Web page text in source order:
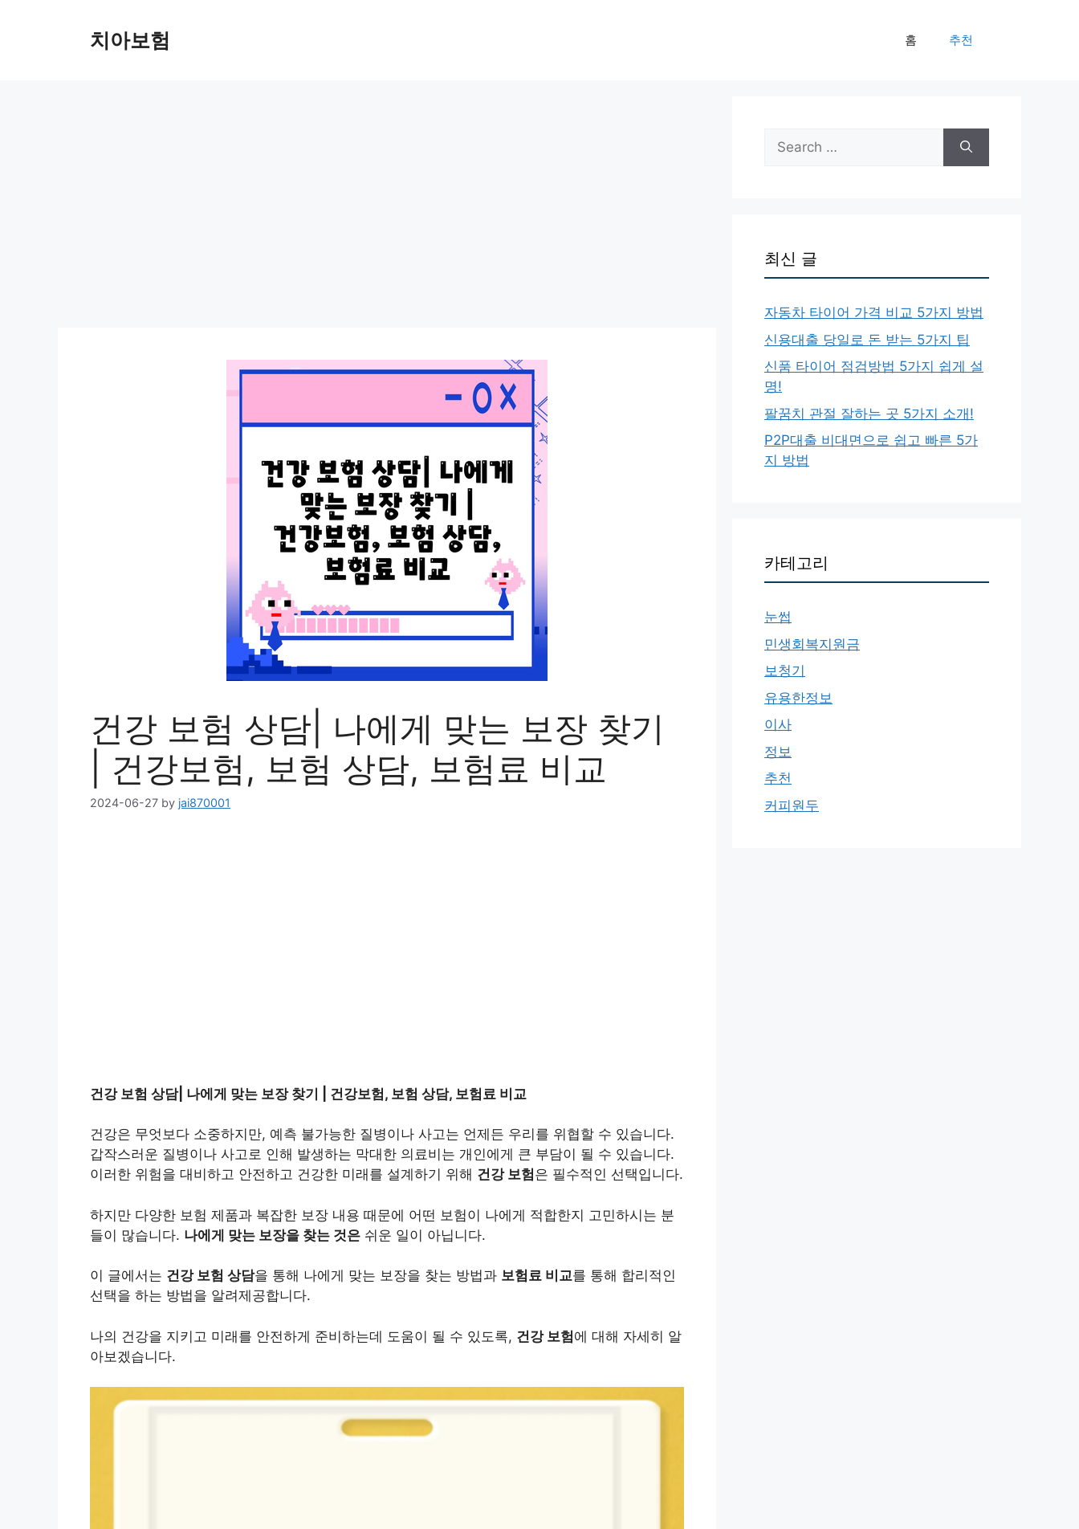
치아보험 홈 추천
건강 보험 상담| 나에게 맞는 보장 찾기
| 건강보험, 보험 상담, 보험료 비교
2024-06-27 by jai870001
건강 보험 상담| 나에게 맞는 보장 찾기 | 건강보험, 보험 상담, 보험료 비교
건강은 무엇보다 소중하지만, 예측 불가능한 질병이나 사고는 언제든 우리를 위협할 수 있습니다.
갑작스러운 질병이나 사고로 인해 발생하는 막대한 의료비는 개인에게 큰 부담이 될 수 있습니다.
이러한 위험을 대비하고 안전하고 건강한 미래를 설계하기 위해 건강 보험은 필수적인 선택입니다.
하지만 다양한 보험 제품과 복잡한 보장 내용 때문에 어떤 보험이 나에게 적합한지 고민하시는 분
들이 많습니다. 나에게 맞는 보장을 찾는 것은 쉬운 일이 아닙니다.
이 글에서는 건강 보험 상담을 통해 나에게 맞는 보장을 찾는 방법과 보험료 비교를 통해 합리적인
선택을 하는 방법을 알려제공합니다.
나의 건강을 지키고 미래를 안전하게 준비하는데 도움이 될 수 있도록, 건강 보험에 대해 자세히 알
아보겠습니다.
Search
for:
최신 글
자동차 타이어 가격 비교 5가지 방법
신용대출 당일로 돈 받는 5가지 팁
신품 타이어 점검방법 5가지 쉽게 설
명!
팔꿈치 관절 잘하는 곳 5가지 소개!
P2P대출 비대면으로 쉽고 빠른 5가
지 방법
카테고리
눈썹
민생회복지원금
보청기
유용한정보
이사
정보
추천
커피원두